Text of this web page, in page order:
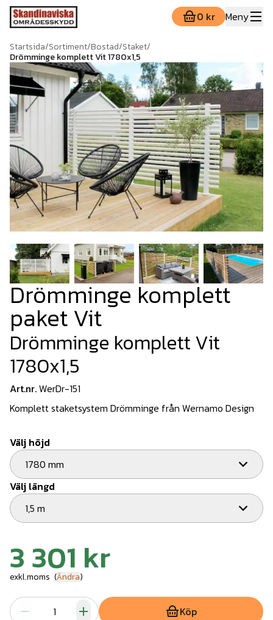
0 kr Meny
Startsida/Sortiment/Bostad/Staket/
Drömminge komplett Vit 1780x1,5
Drömminge komplett
paket Vit
Drömminge komplett Vit
1780x1,5
Art.nr.WerDr-151
Komplett staketsystem Drömminge från Wernamo Design
Välj höjd
1780 mm
Välj längd
1,5 m
3 301 kr
exkl.moms (Ändra)
Köp